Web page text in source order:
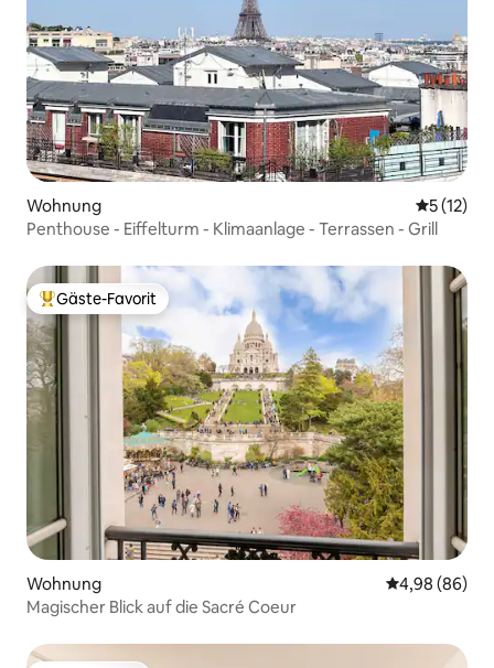
Wohnung
5 (12)
Penthouse - Eiffelturm - Klimaanlage - Terrassen - Grill
Beliebter Gäste-Favorit.
Gäste-Favorit
Wohnung
4,98 (86)
Magischer Blick auf die Sacré Coeur